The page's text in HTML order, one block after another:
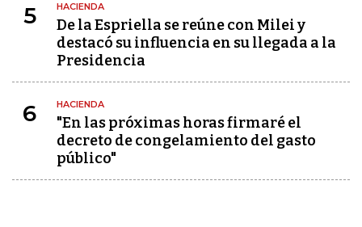
5 HACIENDA
De la Espriella se reúne con Milei y
destacó su influencia en su llegada a la
Presidencia
6 HACIENDA
"En las próximas horas firmaré el
decreto de congelamiento del gasto
público"